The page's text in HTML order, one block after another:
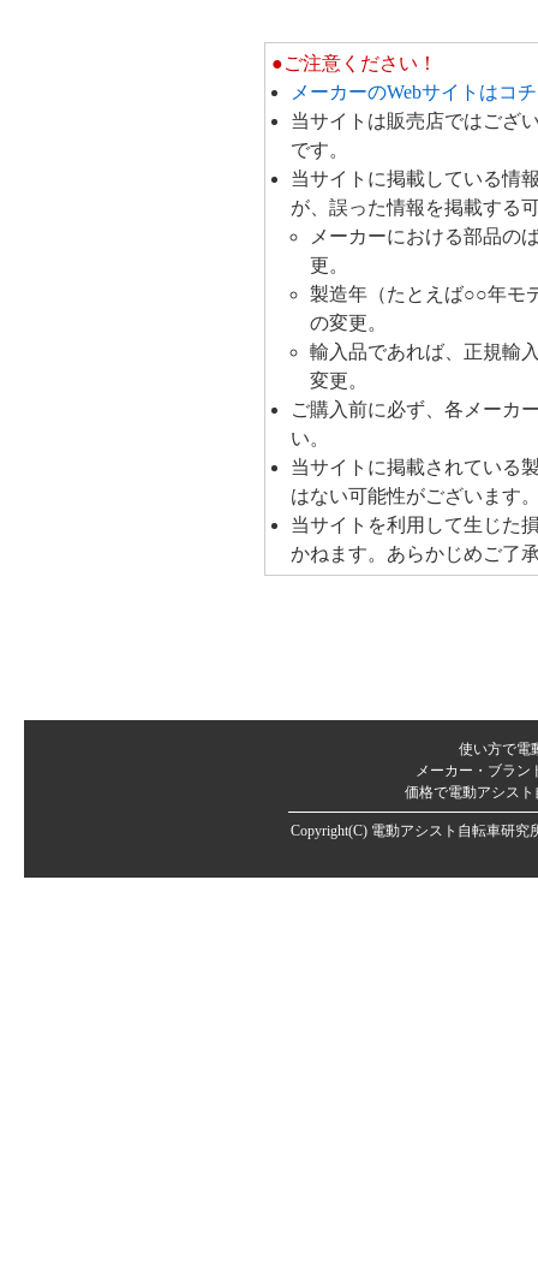
ー・
ク
チ
コ
●ご注意ください！
メーカーのWebサイトはコ
当サイトは販売店ではござ
です。
当サイトに掲載している情
が、誤った情報を掲載する
メーカーにおける部品の
更。
製造年（たとえば○○年モ
の変更。
輸入品であれば、正規輸
変更。
ご購入前に必ず、各メーカ
い。
当サイトに掲載されている
はない可能性がございます
当サイトを利用して生じた
かねます。あらかじめご了
使い方で電
メーカー・ブラ
価格で電動アシス
Copyright(C) 電動アシスト自転車研究